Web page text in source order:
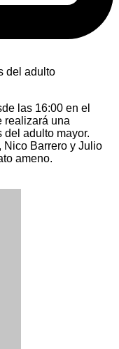
las 16:00 en el
realizará una
adulto mayor.
Nico Barrero y Julio
ameno.